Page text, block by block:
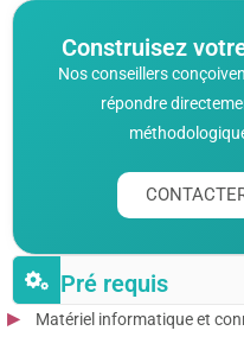
Construisez
Nos conseillers
répondre
Pré requis
Matériel informatique et